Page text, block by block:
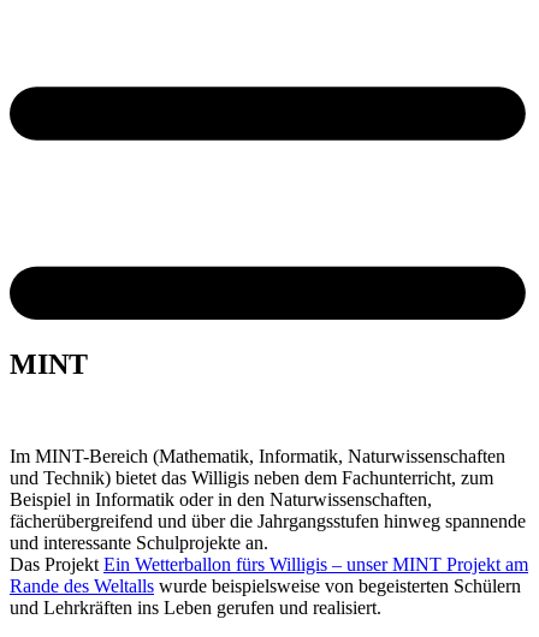
MINT
Im MINT-Bereich (Mathematik, Informatik, Naturwissenschaften
und Technik) bietet das Willigis neben dem Fachunterricht, zum
Beispiel in Informatik oder in den Naturwissenschaften,
fächerübergreifend und über die Jahrgangsstufen hinweg spannende
und interessante Schulprojekte an.
Das Projekt Ein Wetterballon fürs Willigis – unser MINT Projekt am
Rande des Weltalls wurde beispielsweise von begeisterten Schülern
und Lehrkräften ins Leben gerufen und realisiert.